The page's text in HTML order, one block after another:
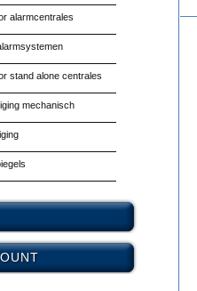
alarmcentrales
stand alone centrales
mechanisch